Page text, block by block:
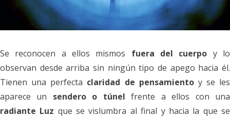
Se reconocen a ellos mismos fuera del cuerpo y lo
observan desde arriba sin ningún tipo de apego hacia él.
Tienen una perfecta claridad de pensamiento y se les
aparece un sendero o túnel frente a ellos con una
radiante Luz que se vislumbra al final y hacia la que se